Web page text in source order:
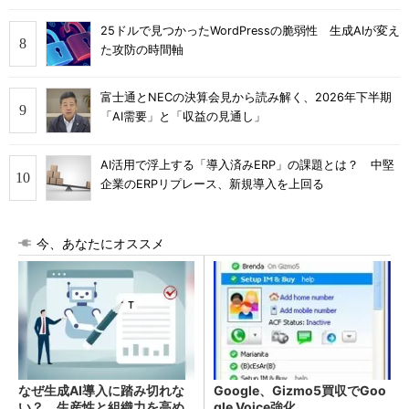
25ドルで見つかったWordPressの脆弱性 生成AIが変え
た攻防の時間軸
富士通とNECの決算会見から読み解く、2026年下半期
「AI需要」と「収益の見通し」
AI活用で浮上する「導入済みERP」の課題とは？ 中堅
企業のERPリプレース、新規導入を上回る
今、あなたにオススメ
なぜ生成AI導入に踏み切れな
Google、Gizmo5買収でGoo